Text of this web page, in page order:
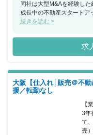
同社は大型M&Aを経験し
成長中の不動産スタートア
動産業界における不透明性
す。サブスク型投資家サポ
産」、年会費制の不動産
「リアサポ」などの業界内
リリースしてから数ヶ月で
り、総顧客数は50,000名
ます。現在同社では企業価
根幹を担っていただける
ての活躍を期待しており
る同社において共に少数
続きを読む >
求
大阪【仕入れ│販売＠不
援／転勤なし
【
3年
て
売